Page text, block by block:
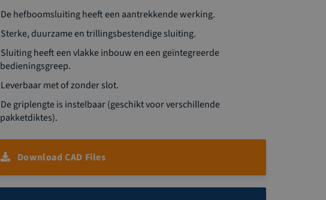
De hefboomsluiting heeft een aantrekkende werking.
Sterke, duurzame en trillingsbestendige sluiting.
Sluiting heeft een vlakke inbouw en een geïntegreerde
bedieningsgreep.
Leverbaar met of zonder slot.
De griplengte is instelbaar (geschikt voor verschillende
pakketdiktes).
Download CAD Files